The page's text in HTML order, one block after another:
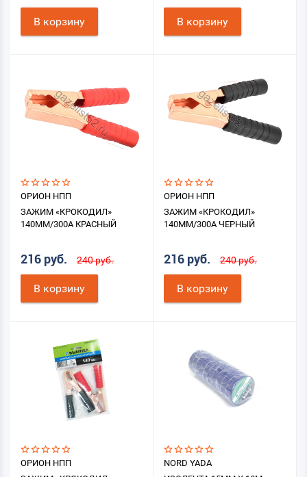
В корзину В корзину
ОРИОН НПП
ЗАЖИМ «КРОКОДИЛ»
140ММ/300А КРАСНЫЙ
216 руб. 240 руб.
В корзину
ОРИОН НПП
ЗАЖИМ «КРОКОДИЛ»
140ММ/300А ЧЕРНЫЙ
216 руб. 240 руб.
В корзину
ОРИОН НПП
NORD YADA